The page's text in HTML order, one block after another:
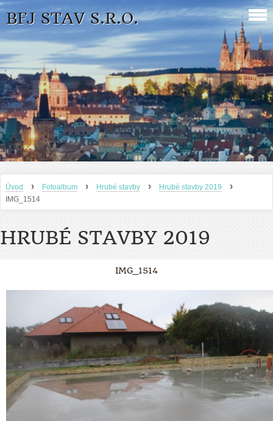
BFJ STAV S.R.O.
Úvod › Fotoalbum › Hrubé stavby › Hrubé stavby 2019 ›
IMG_1514
HRUBÉ STAVBY 2019
IMG_1514